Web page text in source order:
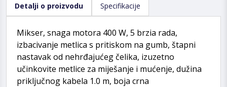
Detalji o proizvodu Specifikacije
Mikser, snaga motora 400 W, 5 brzia rada,
izbacivanje metlica s pritiskom na gumb, štapni
nastavak od nehrđajućeg čelika, izuzetno
učinkovite metlice za miješanje i mućenje, dužina
priključnog kabela 1.0 m, boja crna